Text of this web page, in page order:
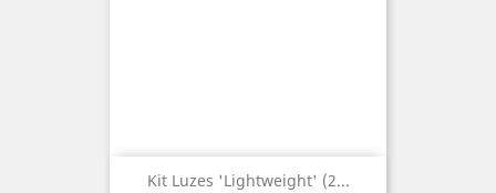
Kit Luzes 'Lightweight' (2...